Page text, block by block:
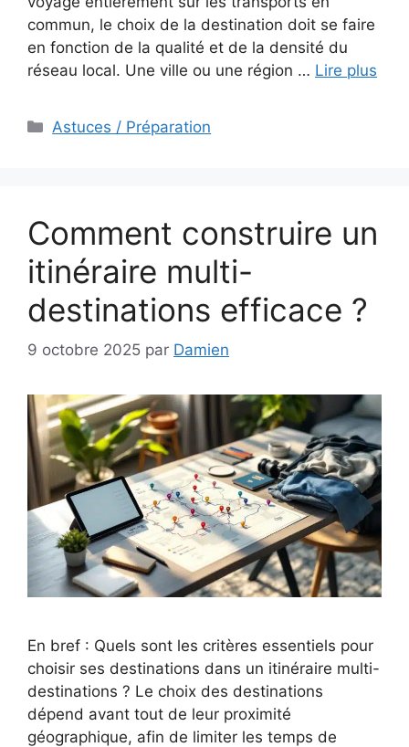
commun, le choix de la destination doit se faire
en fonction de la qualité et de la densité du
réseau local. Une ville ou une région … Lire plus
Catégories
Astuces / Préparation
Comment construire un
itinéraire multi-
destinations efficace ?
9 octobre 2025 par Damien
En bref : Quels sont les critères essentiels pour
choisir ses destinations dans un itinéraire multi-
destinations ? Le choix des destinations
dépend avant tout de leur proximité
géographique, afin de limiter les temps de